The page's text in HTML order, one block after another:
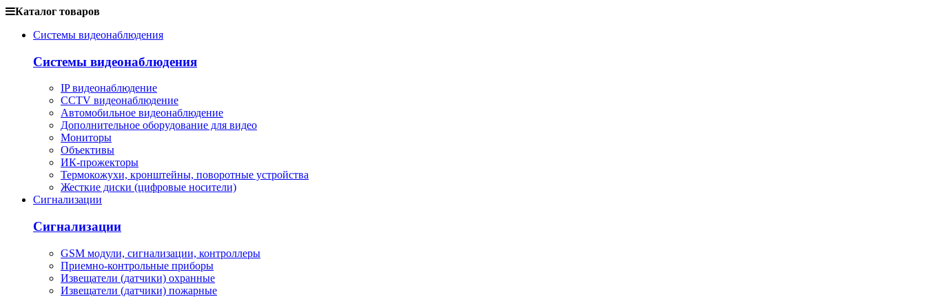
Каталог товаров
Системы видеонаблюдения
Системы видеонаблюдения
IP видеонаблюдение
CCTV видеонаблюдение
Автомобильное видеонаблюдение
Дополнительное оборудование для видео
Мониторы
Объективы
ИК-прожекторы
Термокожухи, кронштейны, поворотные устройства
Жесткие диски (цифровые носители)
Сигнализации
Сигнализации
GSM модули, сигнализации, контроллеры
Приемно-контрольные приборы
Извещатели (датчики) охранные
Извещатели (датчики) пожарные